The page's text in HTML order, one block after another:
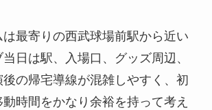
最寄りの西武球場前駅から近い
日は駅、入場口、グッズ周辺、
の帰宅導線が混雑しやすく、初
時間をかなり余裕を持って考え